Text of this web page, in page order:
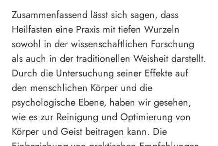
Zusammenfassend lässt sich sagen, dass
Heilfasten eine Praxis mit tiefen Wurzeln
sowohl in der wissenschaftlichen Forschung
als auch in der traditionellen Weisheit darstellt.
Durch die Untersuchung seiner Effekte auf
den menschlichen Körper und die
psychologische Ebene, haben wir gesehen,
wie es zur Reinigung und Optimierung von
Körper und Geist beitragen kann. Die